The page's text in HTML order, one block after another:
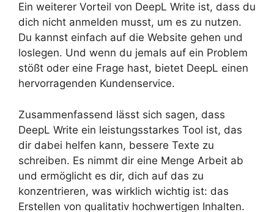
Ein weiterer Vorteil von DeepL Write ist, dass du
dich nicht anmelden musst, um es zu nutzen.
Du kannst einfach auf die Website gehen und
loslegen. Und wenn du jemals auf ein Problem
stößt oder eine Frage hast, bietet DeepL einen
hervorragenden Kundenservice.
Zusammenfassend lässt sich sagen, dass
DeepL Write ein leistungsstarkes Tool ist, das
dir dabei helfen kann, bessere Texte zu
schreiben. Es nimmt dir eine Menge Arbeit ab
und ermöglicht es dir, dich auf das zu
konzentrieren, was wirklich wichtig ist: das
Erstellen von qualitativ hochwertigen Inhalten.